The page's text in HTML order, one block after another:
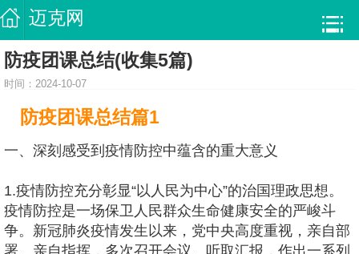
迈克网
防疫团课总结(收集5篇)
时间：2024-10-07
防疫团课总结篇1
一、深刻感受到疫情防控中蕴含的重大意义
1.疫情防控充分彰显“以人民为中心”的治国理政思想。
疫情防控是一场保卫人民群众生命健康安全的严峻斗
争。新冠肺炎疫情发生以来，党中央高度重视，亲自部